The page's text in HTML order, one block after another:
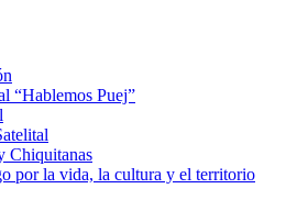
“Hablemos Puej”
Chiquitanas
por la vida, la cultura y el territorio